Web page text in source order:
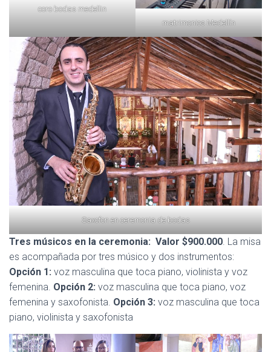
coro bodas medellin
matrimonios Medellín
Saxofon en ceremonia de bodas
Tres músicos en la ceremonia: Valor $900.000 . La misa
es acompañada por tres músico y dos instrumentos:
Opción 1: voz masculina que toca piano, violinista y voz
femenina. Opción 2: voz masculina que toca piano, voz
femenina y saxofonista. Opción 3: voz masculina que toca
piano, violinista y saxofonista